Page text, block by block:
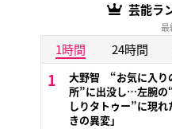
芸能ラ
最
1時間 24時間
大野智 “お気に入り
所”に出没し…左腕の
しりタトゥー”に現れ
きの異変」